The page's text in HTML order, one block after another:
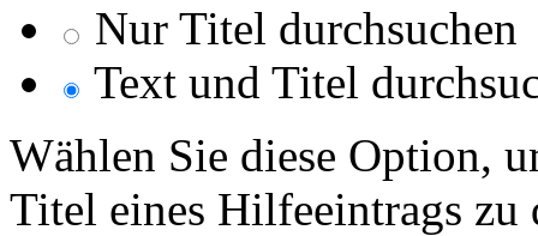
Nur Titel durchsuchen
Text und Titel
Wählen Sie diese Option,
Titel eines Hilfeeintrags zu